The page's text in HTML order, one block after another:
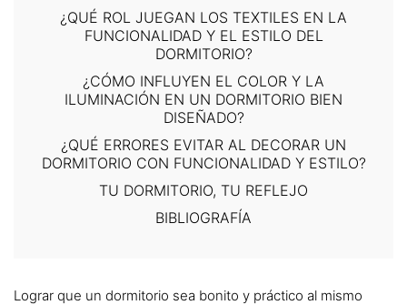
¿QUÉ ROL JUEGAN LOS TEXTILES EN LA
FUNCIONALIDAD Y EL ESTILO DEL
DORMITORIO?
¿CÓMO INFLUYEN EL COLOR Y LA
ILUMINACIÓN EN UN DORMITORIO BIEN
DISEÑADO?
¿QUÉ ERRORES EVITAR AL DECORAR UN
DORMITORIO CON FUNCIONALIDAD Y ESTILO?
TU DORMITORIO, TU REFLEJO
BIBLIOGRAFÍA
Lograr que un dormitorio sea bonito y práctico al mismo